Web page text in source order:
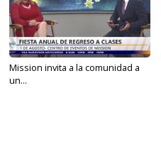
Mission invita a la comunidad a
un...